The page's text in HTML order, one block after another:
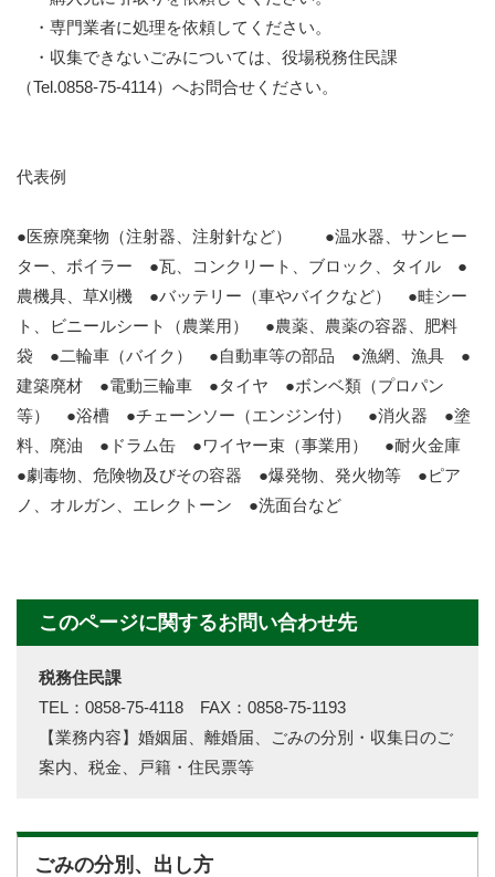
・専門業者に処理を依頼してください。
・収集できないごみについては、役場税務住民課
（Tel.0858-75-4114）へお問合せください。
代表例
●医療廃棄物（注射器、注射針など） ●温水器、サンヒー
ター、ボイラー ●瓦、コンクリート、ブロック、タイル ●
農機具、草刈機 ●バッテリー（車やバイクなど） ●畦シー
ト、ビニールシート（農業用） ●農薬、農薬の容器、肥料
袋 ●二輪車（バイク） ●自動車等の部品 ●漁網、漁具 ●
建築廃材 ●電動三輪車 ●タイヤ ●ボンベ類（プロパン
等） ●浴槽 ●チェーンソー（エンジン付） ●消火器 ●塗
料、廃油 ●ドラム缶 ●ワイヤー束（事業用） ●耐火金庫
●劇毒物、危険物及びその容器 ●爆発物、発火物等 ●ピア
ノ、オルガン、エレクトーン ●洗面台など
このページに関するお問い合わせ先
税務住民課
TEL：0858-75-4118 FAX：0858-75-1193
【業務内容】婚姻届、離婚届、ごみの分別・収集日のご
案内、税金、戸籍・住民票等
ごみの分別、出し方